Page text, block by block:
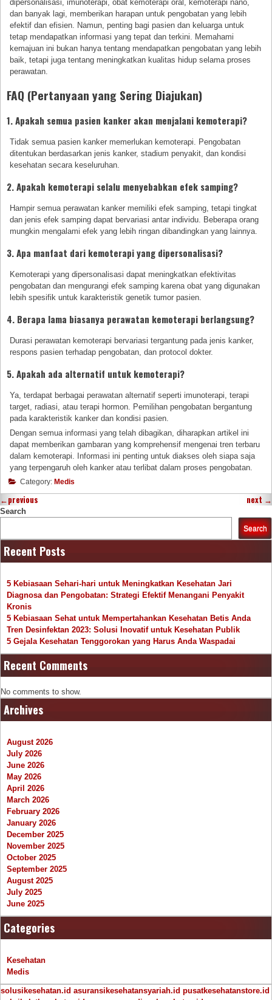
dipersonalisasi, imunoterapi, obat kemoterapi oral, kemoterapi nano,
dan banyak lagi, memberikan harapan untuk pengobatan yang lebih
efektif dan efisien. Namun, penting bagi pasien dan keluarga untuk
tetap mendapatkan informasi yang tepat dan terkini. Memahami
kemajuan ini bukan hanya tentang mendapatkan pengobatan yang lebih
baik, tetapi juga tentang meningkatkan kualitas hidup selama proses
perawatan.
FAQ (Pertanyaan yang Sering Diajukan)
1. Apakah semua pasien kanker akan menjalani kemoterapi?
Tidak semua pasien kanker memerlukan kemoterapi. Pengobatan
ditentukan berdasarkan jenis kanker, stadium penyakit, dan kondisi
kesehatan secara keseluruhan.
2. Apakah kemoterapi selalu menyebabkan efek samping?
Hampir semua perawatan kanker memiliki efek samping, tetapi tingkat
dan jenis efek samping dapat bervariasi antar individu. Beberapa orang
mungkin mengalami efek yang lebih ringan dibandingkan yang lainnya.
3. Apa manfaat dari kemoterapi yang dipersonalisasi?
Kemoterapi yang dipersonalisasi dapat meningkatkan efektivitas
pengobatan dan mengurangi efek samping karena obat yang digunakan
lebih spesifik untuk karakteristik genetik tumor pasien.
4. Berapa lama biasanya perawatan kemoterapi berlangsung?
Durasi perawatan kemoterapi bervariasi tergantung pada jenis kanker,
respons pasien terhadap pengobatan, dan protocol dokter.
5. Apakah ada alternatif untuk kemoterapi?
Ya, terdapat berbagai perawatan alternatif seperti imunoterapi, terapi
target, radiasi, atau terapi hormon. Pemilihan pengobatan bergantung
pada karakteristik kanker dan kondisi pasien.
Dengan semua informasi yang telah dibagikan, diharapkan artikel ini
dapat memberikan gambaran yang komprehensif mengenai tren terbaru
dalam kemoterapi. Informasi ini penting untuk diakses oleh siapa saja
yang terpengaruh oleh kanker atau terlibat dalam proses pengobatan.
Category: Medis
←previous next →
Search
Search
Recent Posts
5 Kebiasaan Sehari-hari untuk Meningkatkan Kesehatan Jari
Diagnosa dan Pengobatan: Strategi Efektif Menangani Penyakit
Kronis
5 Kebiasaan Sehat untuk Mempertahankan Kesehatan Betis Anda
Tren Desinfektan 2023: Solusi Inovatif untuk Kesehatan Publik
5 Gejala Kesehatan Tenggorokan yang Harus Anda Waspadai
Recent Comments
No comments to show.
Archives
August 2026
July 2026
June 2026
May 2026
April 2026
March 2026
February 2026
January 2026
December 2025
November 2025
October 2025
September 2025
August 2025
July 2025
June 2025
Categories
Kesehatan
Medis
solusikesehatan.id asuransikesehatansyariah.id pusatkesehatanstore.id